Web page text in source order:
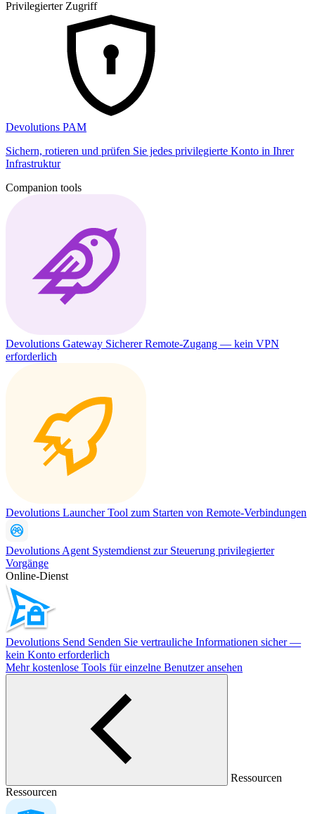
Privilegierter Zugriff
Devolutions PAM
Sichern, rotieren und prüfen Sie jedes privilegierte Konto in Ihrer
Infrastruktur
Companion tools
Devolutions Gateway Sicherer Remote-Zugang — kein VPN
erforderlich
Devolutions LauncherTool zum Starten von Remote-Verbindungen
Devolutions Agent Systemdienst zur Steuerung privilegierter
Vorgänge
Online-Dienst
Devolutions Send Senden Sie vertrauliche Informationen sicher —
kein Konto erforderlich
Mehr kostenlose Tools für einzelne Benutzer ansehen
Ressourcen
Ressourcen